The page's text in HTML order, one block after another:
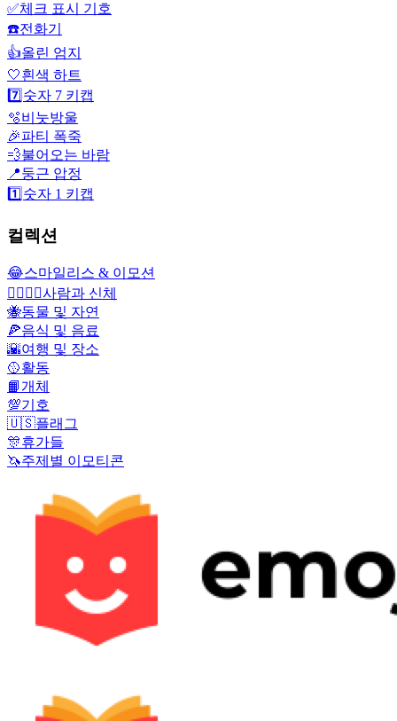
✅체크 표시 기호
☎️전화기
👍올린 엄지
🤍흰색 하트
7️⃣ 숫자 7 키캡
🫧비눗방울
🎉파티 폭죽
💨불어오는 바람
📍둥근 압정
1️⃣ 숫자 1 키캡
컬렉션
😂스마일리스 & 이모션
👩‍❤️‍💋‍👨사람과 신체
🐝동물 및 자연
🍕음식 및 음료
🌇여행 및 장소
🥎활동
📙개체
💯기호
🇺🇸플래그
🎊휴가들
🦄주제별 이모티콘